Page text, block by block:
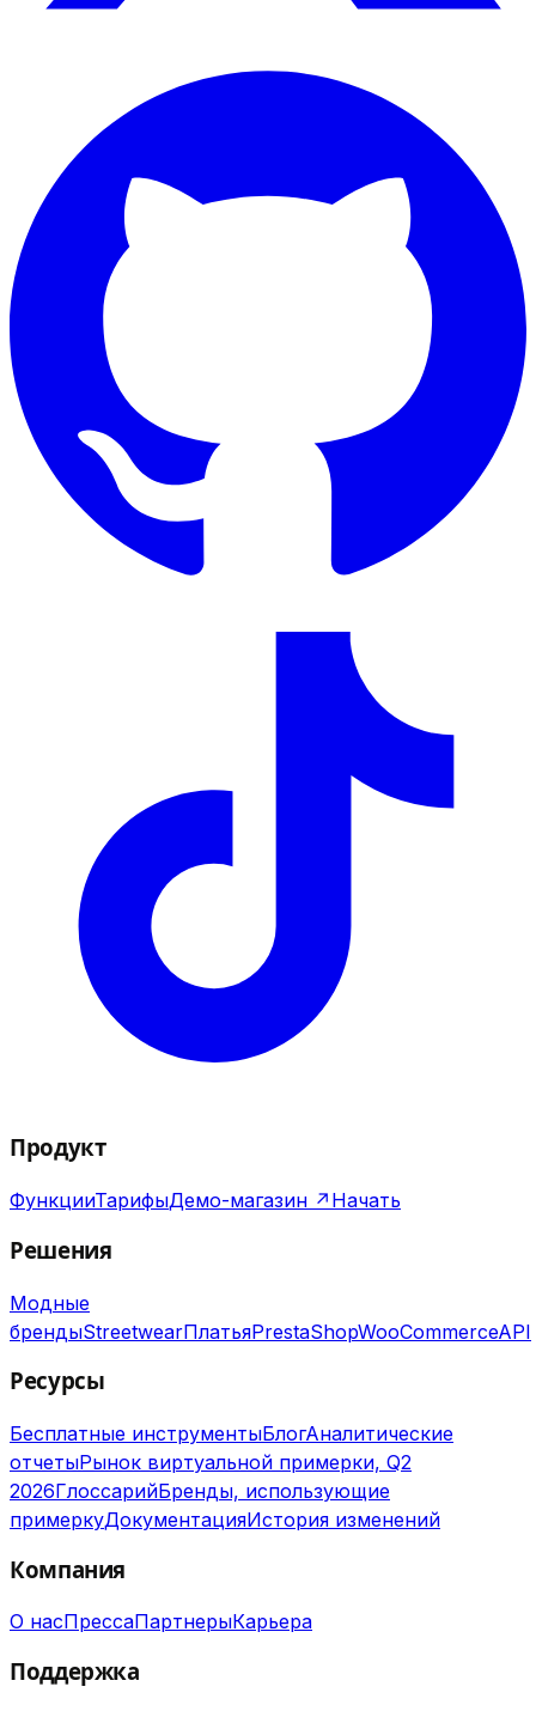
Продукт
ФункцииТарифыДемо-магазин ↗ Начать
Решения
Модные
брендыStreetwearПлатьяPrestaShopWooCommerceAPI
Ресурсы
Бесплатные инструментыБлогАналитические
отчетыРынок виртуальной примерки, Q2
2026ГлоссарийБренды, использующие
примеркуДокументацияИстория изменений
Компания
О насПрессаПартнерыКарьера
Поддержка